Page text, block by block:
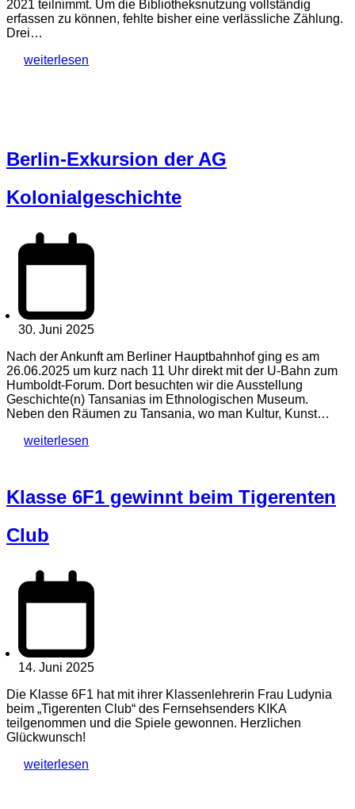
2021 teilnimmt. Um die Bibliotheksnutzung vollständig
erfassen zu können, fehlte bisher eine verlässliche Zählung.
Drei…
weiterlesen
Berlin-Exkursion der AG
Kolonialgeschichte
30. Juni 2025
Nach der Ankunft am Berliner Hauptbahnhof ging es am
26.06.2025 um kurz nach 11 Uhr direkt mit der U-Bahn zum
Humboldt-Forum. Dort besuchten wir die Ausstellung
Geschichte(n) Tansanias im Ethnologischen Museum.
Neben den Räumen zu Tansania, wo man Kultur, Kunst…
weiterlesen
Klasse 6F1 gewinnt beim Tigerenten
Club
14. Juni 2025
Die Klasse 6F1 hat mit ihrer Klassenlehrerin Frau Ludynia
beim „Tigerenten Club“ des Fernsehsenders KIKA
teilgenommen und die Spiele gewonnen. Herzlichen
Glückwunsch!
weiterlesen